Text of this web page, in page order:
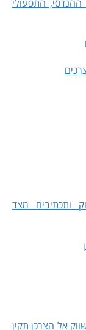
התפעולי
ותכתיבים מצד
אל הצרכן תקין